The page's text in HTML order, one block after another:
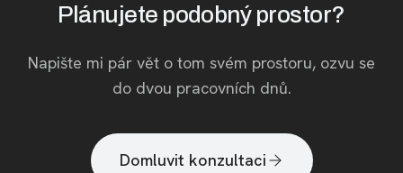
Plánujete podobný prostor?
Napište mi pár vět o tom svém prostoru, ozvu se
do dvou pracovních dnů.
Domluvit konzultaci